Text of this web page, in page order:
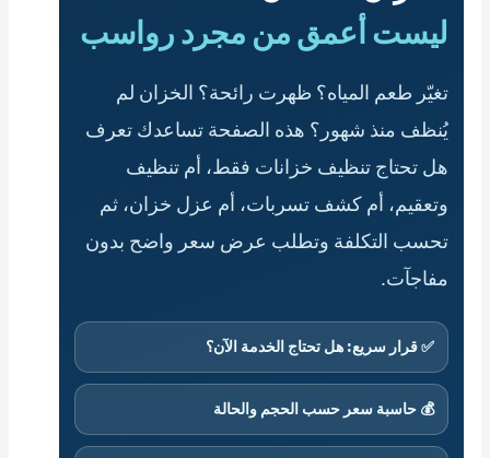
ليست أعمق من مجرد رواسب
تغيّر طعم المياه؟ ظهرت رائحة؟ الخزان لم
يُنظف منذ شهور؟ هذه الصفحة تساعدك تعرف
هل تحتاج تنظيف خزانات فقط، أم تنظيف
وتعقيم، أم كشف تسربات، أم عزل خزان، ثم
تحسب التكلفة وتطلب عرض سعر واضح بدون
مفاجآت.
✅ قرار سريع: هل تحتاج الخدمة الآن؟
💰 حاسبة سعر حسب الحجم والحالة